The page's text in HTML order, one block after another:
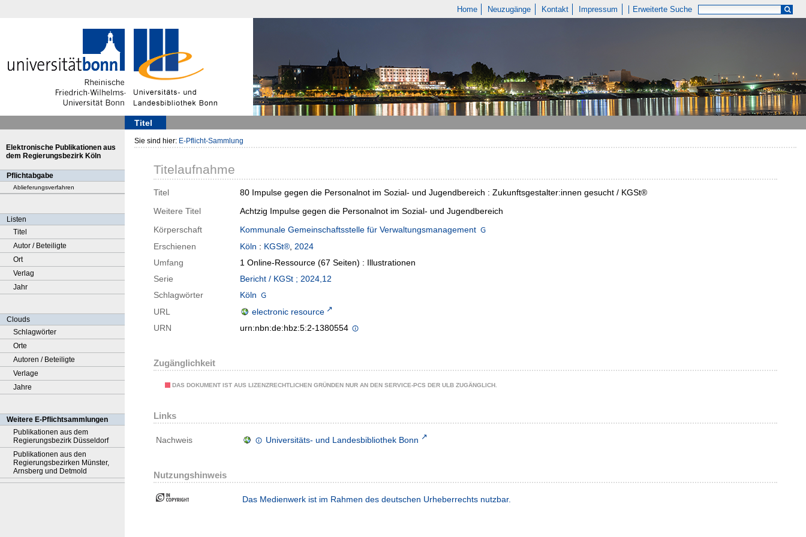
Home Neuzugänge Kontakt Impressum Erweiterte Suche
Titel
Elektronische Publikationen aus
dem Regierungsbezirk Köln
Pflichtabgabe
Ablieferungsverfahren
Listen
Titel
Autor / Beteiligte
Ort
Verlag
Jahr
Clouds
Schlagwörter
Orte
Autoren / Beteiligte
Verlage
Jahre
Weitere E-Pflichtsammlungen
Publikationen aus dem
Regierungsbezirk Düsseldorf
Publikationen aus den
Regierungsbezirken Münster,
Arnsberg und Detmold
Sie sind hier: E-Pflicht-Sammlung
Titelaufnahme
Titel
80 Impulse gegen die Personalnot im Sozial- und Jugendbereich : Zukunftsgestalter:innen gesucht / KGSt®
Weitere Titel
Achtzig Impulse gegen die Personalnot im Sozial- und Jugendbereich
Körperschaft
Kommunale Gemeinschaftsstelle für Verwaltungsmanagement
Erschienen
Köln : KGSt®, 2024
Umfang
1 Online-Ressource (67 Seiten) : Illustrationen
Serie
Bericht / KGSt ; 2024,12
Schlagwörter
Köln
URL
electronic resource
URN
urn:nbn:de:hbz:5:2-1380554
Zugänglichkeit
DAS DOKUMENT IST AUS LIZENZRECHTLICHEN GRÜNDEN NUR AN DEN SERVICE-PCS DER ULB ZUGÄNGLICH.
Links
Nachweis Universitäts- und Landesbibliothek Bonn
Nutzungshinweis
Das Medienwerk ist im Rahmen des deutschen Urheberrechts nutzbar.